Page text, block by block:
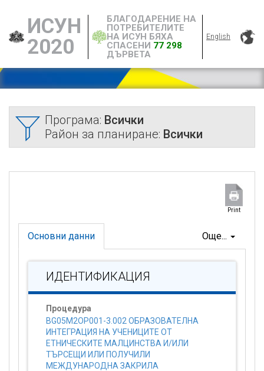
ИСУН
2020
БЛАГОДАРЕНИЕ НА
ПОТРЕБИТЕЛИТЕ
НА ИСУН БЯХА
СПАСЕНИ 77 298
ДЪРВЕТА
English
Програма: Всички
Район за планиране: Всички
Print
Още...
Основни данни
ИДЕНТИФИКАЦИЯ
Процедура
BG05M2OP001-3.002 ОБРАЗОВАТЕЛНА
ИНТЕГРАЦИЯ НА УЧЕНИЦИТЕ ОТ
ЕТНИЧЕСКИТЕ МАЛЦИНСТВА И/ИЛИ
ТЪРСЕЩИ ИЛИ ПОЛУЧИЛИ
МЕЖДУНАРОДНА ЗАКРИЛА